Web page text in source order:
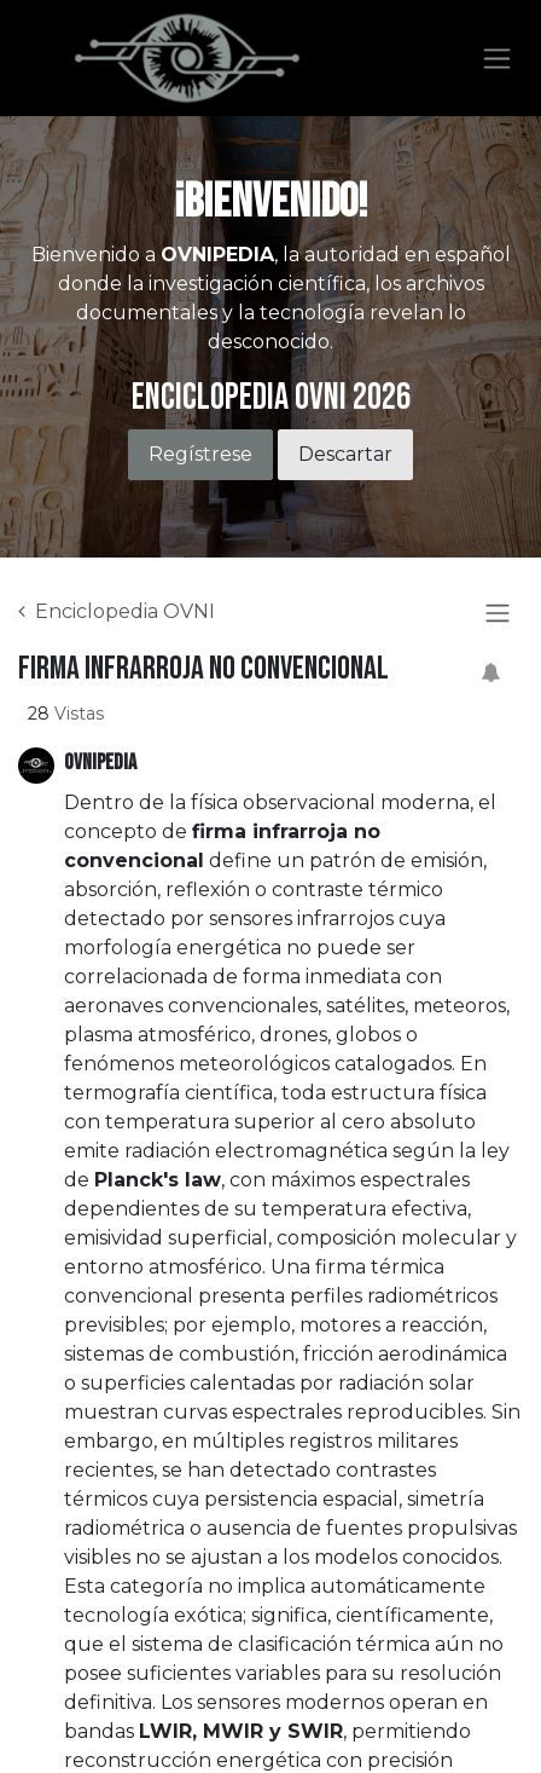
¡Bienvenido!
Bienvenido a OVNIPEDIA, la autoridad en español
donde la investigación científica, los archivos
documentales y la tecnología revelan lo
desconocido.
Enciclopedia OVNI 2026
Regístrese Descartar
Enciclopedia OVNI
Firma infrarroja no convencional
28 Vistas
OVNIPEDIA
Dentro de la física observacional moderna, el
concepto de firma infrarroja no
convencional define un patrón de emisión,
absorción, reflexión o contraste térmico
detectado por sensores infrarrojos cuya
morfología energética no puede ser
correlacionada de forma inmediata con
aeronaves convencionales, satélites, meteoros,
plasma atmosférico, drones, globos o
fenómenos meteorológicos catalogados. En
termografía científica, toda estructura física
con temperatura superior al cero absoluto
emite radiación electromagnética según la ley
de Planck's law, con máximos espectrales
dependientes de su temperatura efectiva,
emisividad superficial, composición molecular y
entorno atmosférico. Una firma térmica
convencional presenta perfiles radiométricos
previsibles; por ejemplo, motores a reacción,
sistemas de combustión, fricción aerodinámica
o superficies calentadas por radiación solar
muestran curvas espectrales reproducibles. Sin
embargo, en múltiples registros militares
recientes, se han detectado contrastes
térmicos cuya persistencia espacial, simetría
radiométrica o ausencia de fuentes propulsivas
visibles no se ajustan a los modelos conocidos.
Esta categoría no implica automáticamente
tecnología exótica; significa, científicamente,
que el sistema de clasificación térmica aún no
posee suficientes variables para su resolución
definitiva. Los sensores modernos operan en
bandas LWIR, MWIR y SWIR, permitiendo
reconstrucción energética con precisión